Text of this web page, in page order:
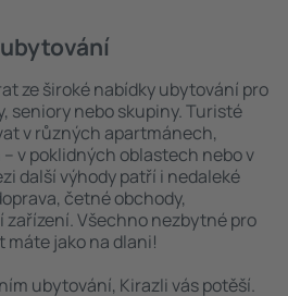
ze široké nabídky ubytování pro
seniory nebo skupiny. Turisté
v různých apartmánech,
v poklidných oblastech nebo v
další výhody patří i nedaleké
četné obchody,
Všechno nezbytné pro
jako na dlani!
ubytování, Kirazli vás potěší.